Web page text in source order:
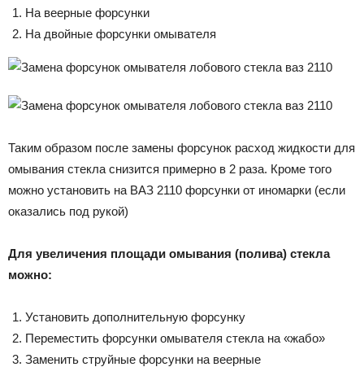
На веерные форсунки
На двойные форсунки омывателя
Таким образом после замены форсунок расход жидкости для
омывания стекла снизится примерно в 2 раза. Кроме того
можно установить на ВАЗ 2110 форсунки от иномарки (если
оказались под рукой)
Для увеличения площади омывания (полива) стекла
можно:
Установить дополнительную форсунку
Переместить форсунки омывателя стекла на «жабо»
Заменить струйные форсунки на веерные